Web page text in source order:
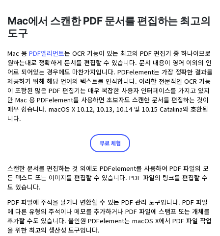
Mac에서 스캔한 PDF 문서를 편집하는 최고의
도구
Mac 용 PDF엘리먼트는 OCR 기능이 있는 최고의 PDF 편집기 중 하나이므로
원하는대로 정확하게 문서를 편집할 수 있습니다. 문서 내용이 영어 이외의 언
어로 되어있는 경우에도 마찬가지입니다. PDFelement는 가장 정확한 결과를
제공하기 위해 해당 언어의 텍스트를 인식합니다. 이러한 전문적인 OCR 기능
이 포함된 많은 PDF 편집기는 매우 복잡한 사용자 인터페이스를 가지고 있지
만 Mac 용 PDFelement를 사용하면 초보자도 스캔한 문서를 편집하는 것이
매우 쉽습니다. macOS X 10.12, 10.13, 10.14 및 10.15 Catalina와 호환됩
니다.
무료 체험
스캔한 문서를 편집하는 것 외에도 PDFelement를 사용하여 PDF 파일의 모
든 텍스트 또는 이미지를 편집할 수 있습니다. PDF 파일의 링크를 편집할 수
도 있습니다.
PDF 파일에 주석을 달거나 변환할 수 있는 PDF 관리 도구입니다. PDF 파일
에 다른 유형의 주석이나 메모를 추가하거나 PDF 파일에 스탬프 또는 개체를
추가할 수도 있습니다. 올인원 PDFelement는 macOS X에서 PDF 파일 작업
을 위한 최고의 생산성 도구입니다.